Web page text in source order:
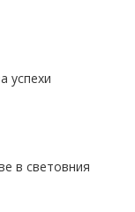
успехи
в световния